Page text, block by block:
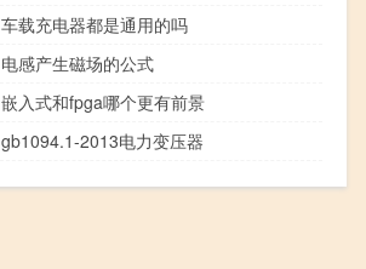
车载充电器都是通用的吗
电感产生磁场的公式
嵌入式和fpga哪个更有前景
gb1094.1-2013电力变压器